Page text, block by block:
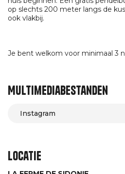
op slechts 200 meter langs de
ook vlakbij.
Je bent welkom voor minimaal 3
Multimediabestanden
Instagram
Locatie